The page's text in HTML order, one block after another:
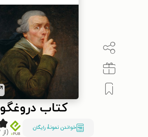
کتاب دروغگو
خواندن نمونۀ رایگان
(از ۷ رأی)